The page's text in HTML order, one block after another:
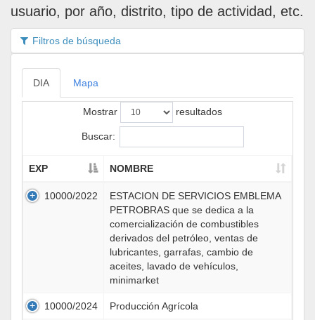
usuario, por año, distrito, tipo de actividad, etc.
Filtros de búsqueda
DIA Mapa
Mostrar resultados
Buscar:
EXP NOMBRE
10000/2022
ESTACION DE SERVICIOS EMBLEMA
PETROBRAS que se dedica a la
comercialización de combustibles
derivados del petróleo, ventas de
lubricantes, garrafas, cambio de
aceites, lavado de vehículos,
minimarket
10000/2024 Producción Agrícola